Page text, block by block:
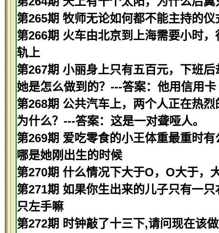
第265期 牧师无论如何都不能主持的
第266期 火车由北京到上海需要小时
轨上
第267期 小丽身上只有五百元，下班
她是怎么做到的？---答案：他用信用卡
第268期 公共汽车上，两个人正在热
为什么？---答案：这是一对聋哑人。
第269期 爱吃零食的小王体重最重时
哪是她刚出生的时候
第270期 什么情况下大于O，O大于，
第271期 如果你生出来的儿子只有一
只左手嘛
第272期 时钟敲了十三下,请问现在该